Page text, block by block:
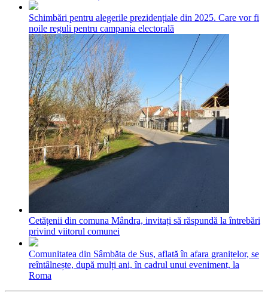
Schimbări pentru alegerile prezidențiale din 2025. Care vor fi
noile reguli pentru campania electorală
Cetățenii din comuna Mândra, invitați să răspundă la întrebări
privind viitorul comunei
Comunitatea din Sâmbăta de Sus, aflată în afara granițelor, se
reîntâlnește, după mulți ani, în cadrul unui eveniment, la
Roma